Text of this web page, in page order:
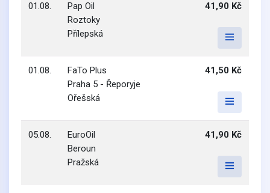
01.08.
Pap Oil
Roztoky
Přílepská
41,90 Kč
01.08.
FaTo Plus
Praha 5 - Řeporyje
Ořešská
41,50 Kč
05.08.
EuroOil
Beroun
Pražská
41,90 Kč